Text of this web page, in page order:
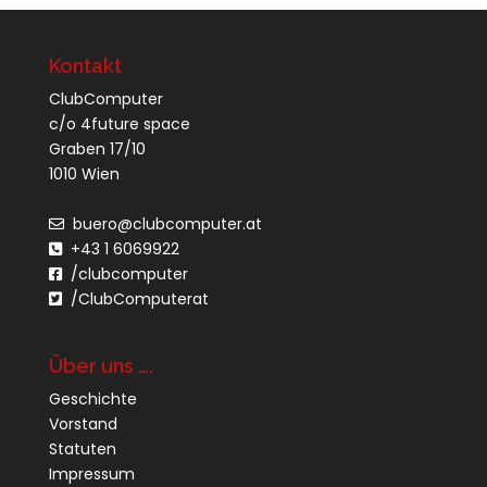
Kontakt
ClubComputer
c/o 4future space
Graben 17/10
1010 Wien
buero@clubcomputer.at
+43 1 6069922
/clubcomputer
/ClubComputerat
Über uns ….
Geschichte
Vorstand
Statuten
Impressum